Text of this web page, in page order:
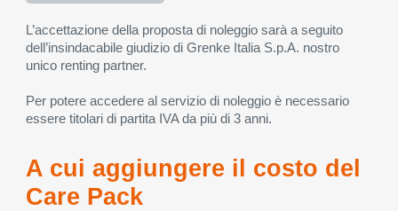
L’accettazione della proposta di noleggio sarà a seguito
dell’insindacabile giudizio di Grenke Italia S.p.A. nostro
unico renting partner.
Per potere accedere al servizio di noleggio è necessario
essere titolari di partita IVA da più di 3 anni.
A cui aggiungere il costo del
Care Pack